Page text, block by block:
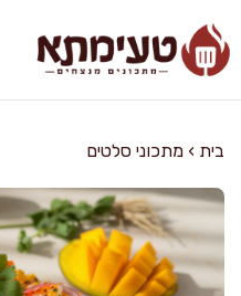
לתוכן
בית › מתכוני סלטים